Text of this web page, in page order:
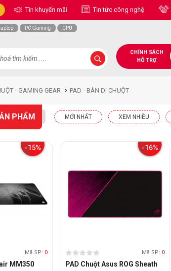
Tin khuyến mãi Tin tức công nghệ
Laptop PC Gaming
CPU
CHÍNH SÁCH
HỖ TRỢ
- GAMING GEAR PAD - BÀN DI CHUỘT
PHẨM MỚI NHẤT XEM NHIỀU
-15%
Mã SP: 0
MM350
-16%
Mã SP: 0
PAD Chuột Asus ROG Sheath